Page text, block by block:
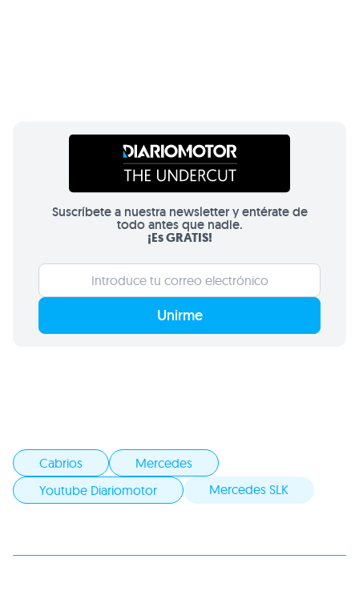
Suscríbete a nuestra newsletter y entérate de
todo antes que nadie.
¡Es GRATIS!
Unirme
Cabrios
Mercedes
Youtube Diariomotor
Mercedes SLK